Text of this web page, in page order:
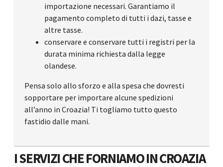
importazione necessari. Garantiamo il
pagamento completo di tutti i dazi, tasse e
altre tasse.
conservare e conservare tutti i registri per la
durata minima richiesta dalla legge
olandese.
Pensa solo allo sforzo e alla spesa che dovresti
sopportare per importare alcune spedizioni
all’anno in Croazia! Ti togliamo tutto questo
fastidio dalle mani.
I SERVIZI CHE FORNIAMO IN CROAZIA